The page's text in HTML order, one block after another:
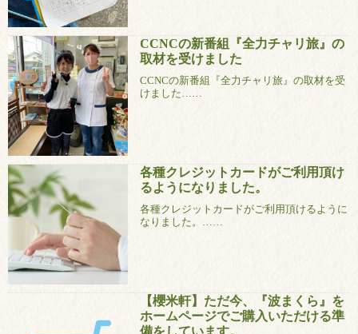
CCNCの新番組『全力チャリ旅』の
取材を受けました
CCNCの新番組『全力チャリ旅』の取材を受
けました……
各種クレジットカードがご利用頂け
るようになりました。
各種クレジットカードがご利用頂けるように
なりました。……
【櫻米軒】ただ今、『波まくら』を
ホームページでご購入いただける準